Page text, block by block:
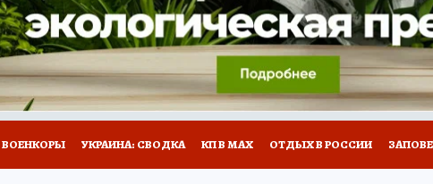
НОВОЕ НА САЙТЕ
ВОЕНКОРЫ УКРАИНА: СВОДКА КП В МАХ ОТДЫХ В РОССИИ